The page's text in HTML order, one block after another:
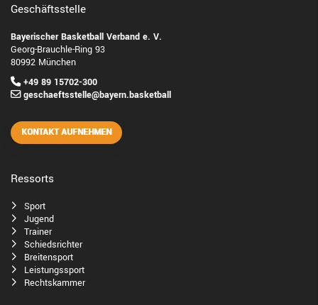
Geschäftsstelle
Bayerischer Basketball Verband e. V.
Georg-Brauchle-Ring 93
80992 München
+49 89 15702-300
geschaeftsstelle@bayern.basketball
KONTAKT AUFNEHMEN
Ressorts
Sport
Jugend
Trainer
Schiedsrichter
Breitensport
Leistungssport
Rechtskammer